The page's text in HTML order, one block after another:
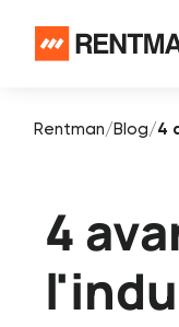
Rentman/Blog/4
4